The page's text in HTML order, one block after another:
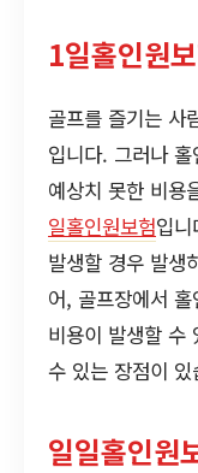
1일홀인원
골프를 즐기는 사
입니다. 그러나
예상치 못한 비용
일홀인원보험입
발생할 경우 발생
어, 골프장에서
비용이 발생할 수
수 있는 장점이 있
일일홀인원